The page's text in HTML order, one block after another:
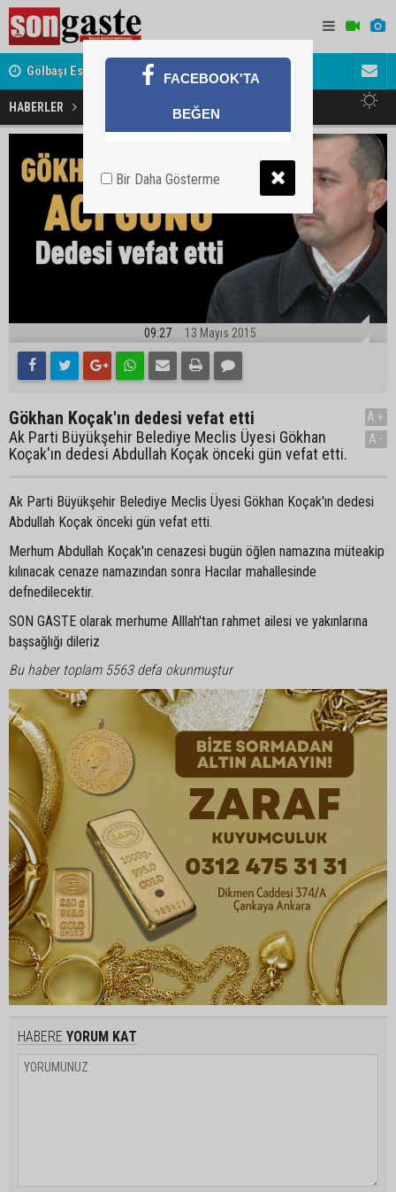
Gölbaşı Esnafının Sesi Ankara Kalkınma Ajansı'nda Avukat
akını
HABERLER Gökhan Koçak'ın dedesi vefat etti
09:27 13 Mayıs 2015
Gökhan Koçak'ın dedesi vefat etti
Ak Parti Büyükşehir Belediye Meclis Üyesi Gökhan
Koçak'ın dedesi Abdullah Koçak önceki gün vefat etti.
A+
A-
Ak Parti Büyükşehir Belediye Meclis Üyesi Gökhan Koçak'ın dedesi
Abdullah Koçak önceki gün vefat etti.
Merhum Abdullah Koçak'ın cenazesi bugün öğlen namazına müteakip
kılınacak cenaze namazından sonra Hacılar mahallesinde
defnedilecektir.
SON GASTE olarak merhume Alllah'tan rahmet ailesi ve yakınlarına
başsağlığı dileriz
Bu haber toplam 5563 defa okunmuştur
HABERE YORUM KAT
FACEBOOK'TA
BEĞEN
Bir Daha Gösterme